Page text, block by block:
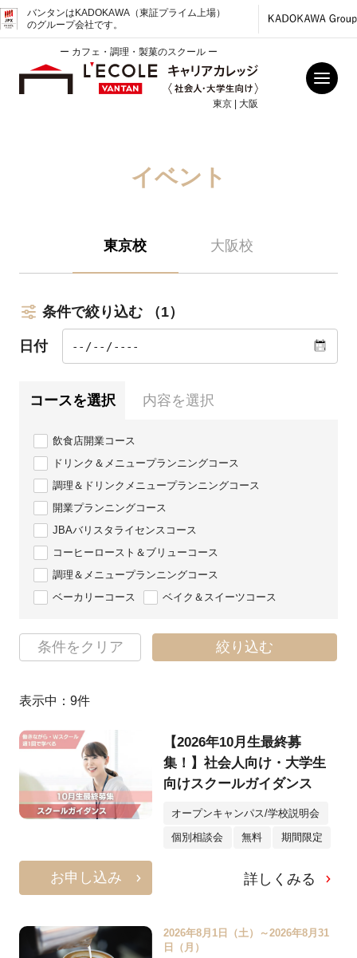
バンタンはKADOKAWA（東証プライム上場）
のグループ会社です。
ー カフェ・調理・製菓のスクール ー
東京 | 大阪
イベント
東京校 大阪校
条件で絞り込む （1）
日付
コースを選択 内容を選択
飲食店開業コース
ドリンク＆メニュープランニングコース
調理＆ドリンクメニュープランニングコース
開業プランニングコース
JBAバリスタライセンスコース
コーヒーロースト＆ブリューコース
調理＆メニュープランニングコース
ベーカリーコース
ベイク＆スイーツコース
条件をクリア 絞り込む
表示中： 9件
【2026年10月生最終募
集！】社会人向け・大学生
向けスクールガイダンス
オープンキャンパス/学校説明会
個別相談会 無料 期間限定
お申し込み 詳しくみる
2026年8月1日（土）～2026年8月31
日（月）